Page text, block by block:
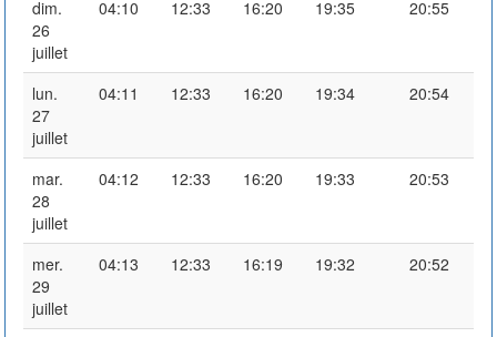
dim.
26
juillet
04:10 12:33 16:20 19:35 20:55
lun.
27
juillet
04:11 12:33 16:20 19:34 20:54
mar.
28
juillet
04:12 12:33 16:20 19:33 20:53
mer.
29
juillet
04:13 12:33 16:19 19:32 20:52